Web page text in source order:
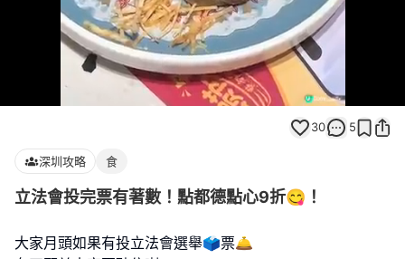
Loaded:
100.00%
30 5
深圳攻略 食
立法會投完票有著數！點都德點心9折😋！
大家月頭如果有投立法會選舉🗳️票🛎️